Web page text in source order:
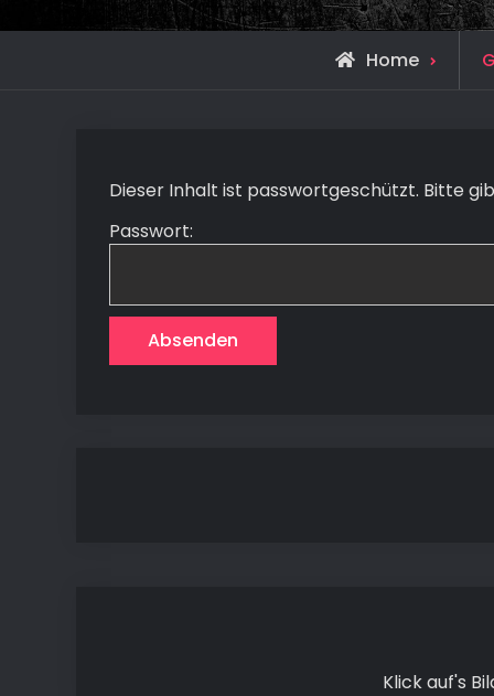
Home
Dieser Inhalt ist passwortgeschützt. Bitte
Passwort:
Klick auf's